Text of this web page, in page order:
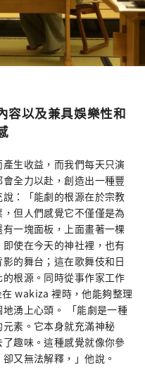
容以及兼具娛樂性和
產生收益，而我們每天只演
全力以赴，創造出一種豐
：「能劇的根源在於宗教
但人們感覺它不僅僅是為
一塊面板，上面畫著一棵
使在今天的神社裡，也有
的舞台；這在歌舞伎和日
根源。同時從事作家工作
wakiza 裡時，他能夠整理
湧上心頭。 「能劇是一種
素。它本身就充滿神秘
趣味。這種感覺就像你參
又無法解釋，」他說。